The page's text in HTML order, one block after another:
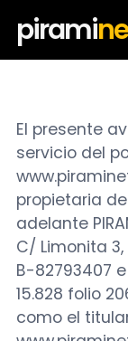
pirami
El presente
servicio del
propietaria de
adelante
C/ Limonita 3,
B-82793407
15.828 folio
como el